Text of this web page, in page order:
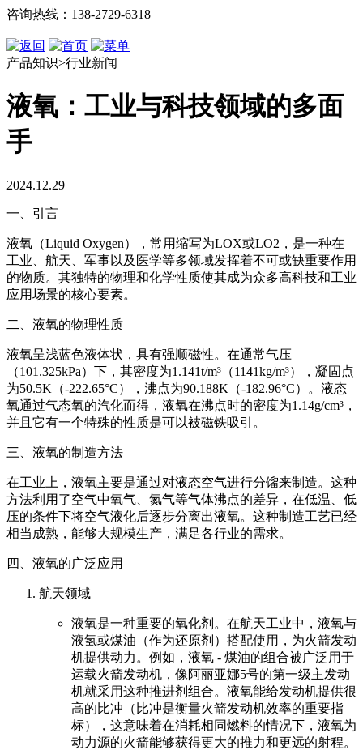
咨询热线：138-2729-6318
产品知识>行业新闻
液氧：工业与科技领域的多面
手
2024.12.29
一、引言
液氧（Liquid Oxygen），常用缩写为LOX或LO2，是一种在
工业、航天、军事以及医学等多领域发挥着不可或缺重要作用
的物质。其独特的物理和化学性质使其成为众多高科技和工业
应用场景的核心要素。
二、液氧的物理性质
液氧呈浅蓝色液体状，具有强顺磁性。在通常气压
（101.325kPa）下，其密度为1.141t/m³（1141kg/m³），凝固点
为50.5K（-222.65°C），沸点为90.188K（-182.96°C）。液态
氧通过气态氧的汽化而得，液氧在沸点时的密度为1.14g/cm³，
并且它有一个特殊的性质是可以被磁铁吸引。
三、液氧的制造方法
在工业上，液氧主要是通过对液态空气进行分馏来制造。这种
方法利用了空气中氧气、氮气等气体沸点的差异，在低温、低
压的条件下将空气液化后逐步分离出液氧。这种制造工艺已经
相当成熟，能够大规模生产，满足各行业的需求。
四、液氧的广泛应用
航天领域
液氧是一种重要的氧化剂。在航天工业中，液氧与
液氢或煤油（作为还原剂）搭配使用，为火箭发动
机提供动力。例如，液氧 - 煤油的组合被广泛用于
运载火箭发动机，像阿丽亚娜5号的第一级主发动
机就采用这种推进剂组合。液氧能给发动机提供很
高的比冲（比冲是衡量火箭发动机效率的重要指
标），这意味着在消耗相同燃料的情况下，液氧为
动力源的火箭能够获得更大的推力和更远的射程。